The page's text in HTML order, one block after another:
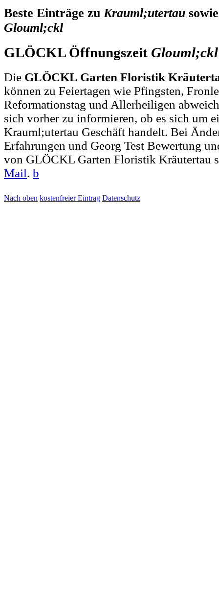
Beste Einträge zuKrauml;utertau
Glouml;ckl
GLÖCKL Öffnungszeit Glouml;ckl
Die GLÖCKL Garten Floristik
können zu Feiertagen wie Pfingsten,
Reformationstag und Allerheiligen
sich vorher zu informieren, ob es sich um
Krauml;utertau Geschäft handelt. Bei
Erfahrungen und Georg Test Bewertung
von GLÖCKL Garten Floristik Kräutertau
Mail. b
Nach oben kostenfreier Eintrag Datenschutz